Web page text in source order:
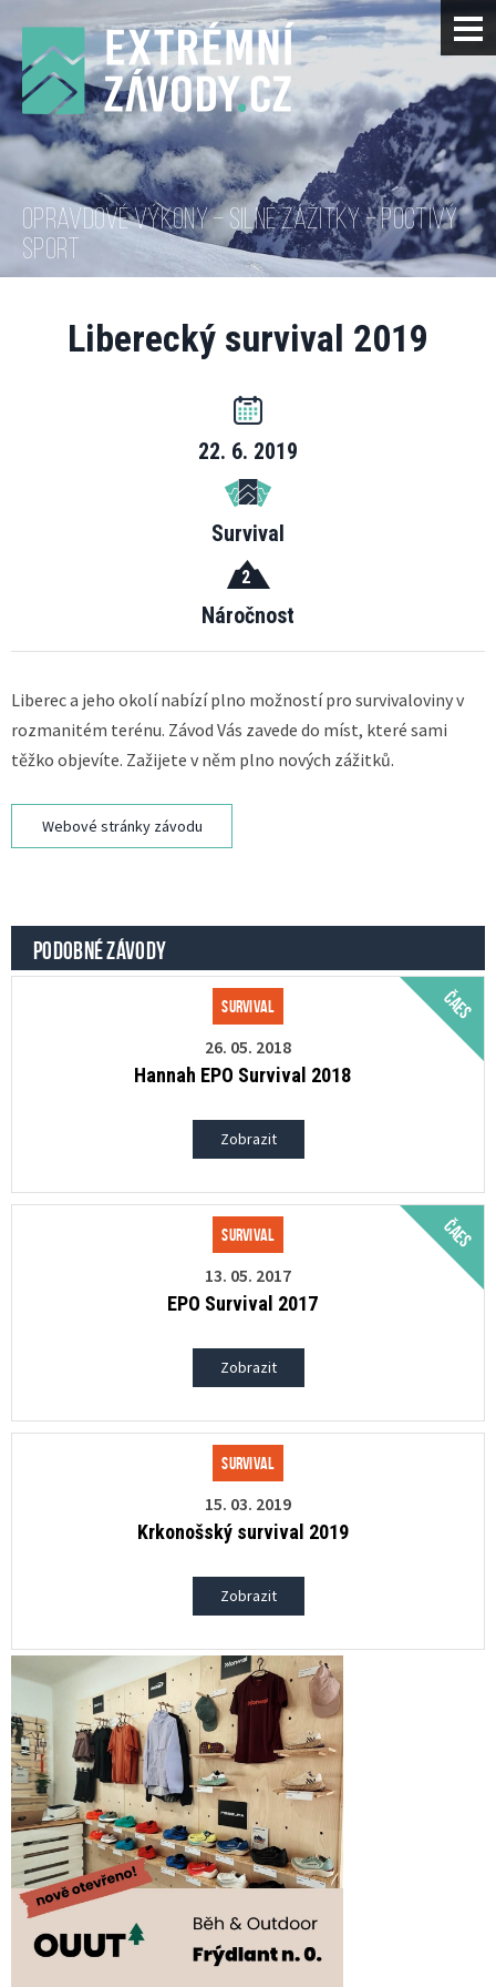
OPRAVDOVÉ VÝKONY – SILNÉ ZÁŽITKY – POCTIVÝ
SPORT
Liberecký survival 2019
22. 6. 2019
Survival
2
Náročnost
Liberec a jeho okolí nabízí plno možností pro survivaloviny v
rozmanitém terénu. Závod Vás zavede do míst, které sami
těžko objevíte. Zažijete v něm plno nových zážitků.
Webové stránky závodu
PODOBNÉ ZÁVODY
Survival
26. 05. 2018
Hannah EPO Survival 2018
ČAES
Zobrazit
Survival
13. 05. 2017
EPO Survival 2017
ČAES
Zobrazit
Survival
15. 03. 2019
Krkonošský survival 2019
Zobrazit